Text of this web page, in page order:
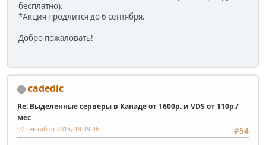
бесплатно).
*Акция продлится до 6 сентября.
Добро пожаловать!
cadedic
Re: Выделенные серверы в Канаде от 1600р. и VDS от 110р./
мес
#54
07 сентября 2016, 19:49:46